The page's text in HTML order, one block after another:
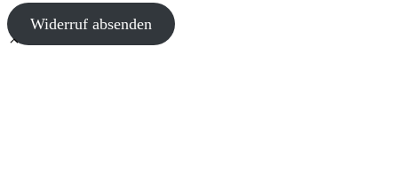
Widerruf absenden